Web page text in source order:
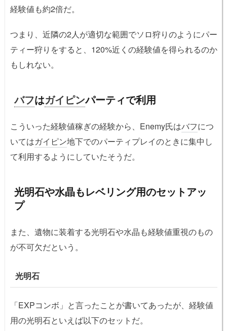
経験値も約2倍だ。
つまり、近隣の2人が適切な範囲でソロ狩りのようにパー
ティー狩りをすると、120%近くの経験値を得られるのか
もしれない。
バフはガイピンパーティで利用
こういった経験値稼ぎの経験から、Enemy氏はバフにつ
いてはガイピン地下でのパーティプレイのときに集中し
て利用するようにしていたそうだ。
光明石や水晶もレベリング用のセットアッ
プ
また、遺物に装着する光明石や水晶も経験値重視のもの
が不可欠だという。
光明石
「EXPコンボ」と言ったことが書いてあったが、経験値
用の光明石といえば以下のセットだ。